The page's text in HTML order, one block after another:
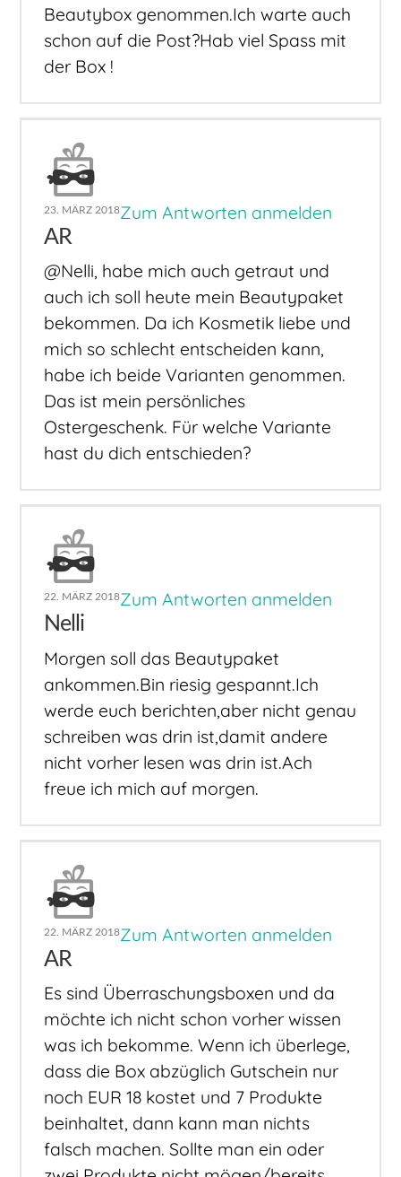
Beautybox genommen.Ich warte auch
schon auf die Post?Hab viel Spass mit
der Box !
23. MÄRZ 2018Zum Antworten anmelden
AR
@Nelli, habe mich auch getraut und
auch ich soll heute mein Beautypaket
bekommen. Da ich Kosmetik liebe und
mich so schlecht entscheiden kann,
habe ich beide Varianten genommen.
Das ist mein persönliches
Ostergeschenk. Für welche Variante
hast du dich entschieden?
22. MÄRZ 2018Zum Antworten anmelden
Nelli
Morgen soll das Beautypaket
ankommen.Bin riesig gespannt.Ich
werde euch berichten,aber nicht genau
schreiben was drin ist,damit andere
nicht vorher lesen was drin ist.Ach
freue ich mich auf morgen.
22. MÄRZ 2018Zum Antworten anmelden
AR
Es sind Überraschungsboxen und da
möchte ich nicht schon vorher wissen
was ich bekomme. Wenn ich überlege,
dass die Box abzüglich Gutschein nur
noch EUR 18 kostet und 7 Produkte
beinhaltet, dann kann man nichts
falsch machen. Sollte man ein oder